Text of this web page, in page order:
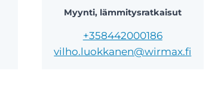
Myynti, lämmitysratkaisut
+358442000186
vilho.luokkanen@wirmax.fi